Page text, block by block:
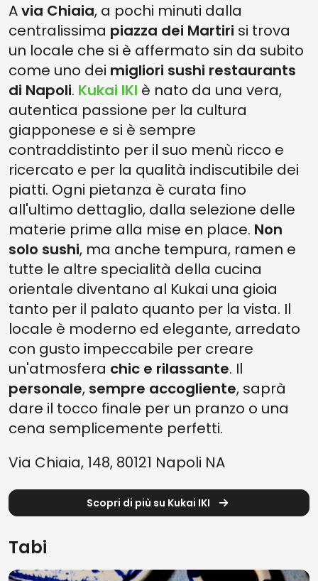
Avia Chiaia, a pochi minuti dalla
centralissima piazza dei Martiri si trova
un locale che si è affermato sin da subito
come uno dei migliori sushi restaurants
di Napoli. Kukai IKI è nato da una vera,
autentica passione per la cultura
giapponese e si è sempre
contraddistinto per il suo menù ricco e
ricercato e per la qualità indiscutibile dei
piatti. Ogni pietanza è curata fino
all'ultimo dettaglio, dalla selezione delle
materie prime alla mise en place. Non
solo sushi, ma anche tempura, ramen e
tutte le altre specialità della cucina
orientale diventano al Kukai una gioia
tanto per il palato quanto per la vista. Il
locale è moderno ed elegante, arredato
con gusto impeccabile per creare
un'atmosfera chic e rilassante. Il
personale, sempre accogliente, saprà
dare il tocco finale per un pranzo o una
cena semplicemente perfetti.
Via Chiaia, 148, 80121 Napoli NA
Scopri di più su Kukai IKI
Tabi